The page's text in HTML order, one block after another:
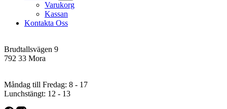
Varukorg
Kassan
Kontakta Oss
Brudtallsvägen 9
792 33 Mora
Måndag till Fredag: 8 - 17
Lunchstängt: 12 - 13